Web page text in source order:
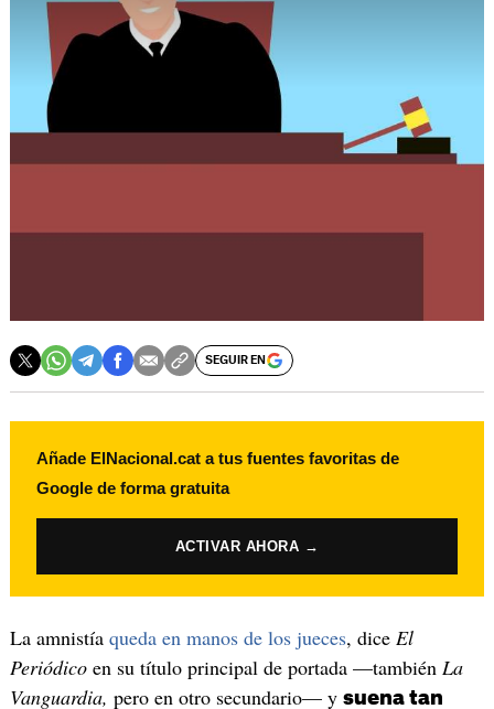
SEGUIR EN
Añade ElNacional.cat a tus fuentes favoritas de
Google de forma gratuita
ACTIVAR AHORA →
La amnistía queda en manos de los jueces, dice El
Periódicoen su título principal de portada —también La
Vanguardia, pero en otro secundario— y suena tan